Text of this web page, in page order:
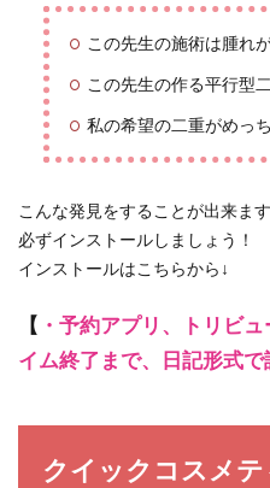
この先生の施術は腫れ
この先生の作る平行型
私の希望の二重がめっ
こんな発見をすることが出来ます
必ずインストールしましょう！
インストールはこちらから↓
【 ・予約アプリ、トリビ
イム終了まで、日記形式で
クイックコスメ